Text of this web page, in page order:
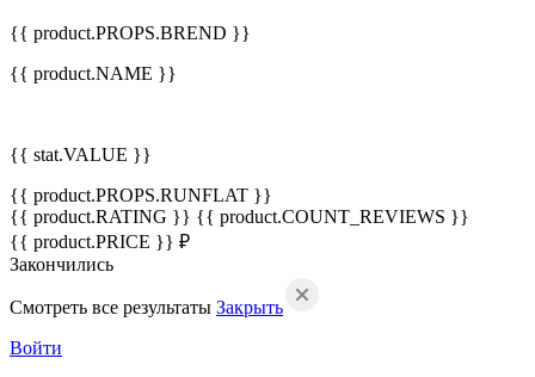
{{ product.PROPS.BREND }}
{{ product.NAME }}
{{ stat.VALUE }}
{{ product.PROPS.RUNFLAT }}
{{ product.RATING }} {{ product.COUNT_REVIEWS }}
{{ product.PRICE }} ₽
Закончились
Смотреть все результаты Закрыть
Войти